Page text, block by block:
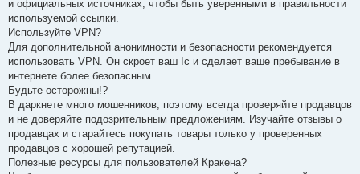
и официальных источниках, чтобы быть уверенными в правильности
используемой ссылки.
Используйте VPN?
Для дополнительной анонимности и безопасности рекомендуется
использовать VPN. Он скроет ваш Iс и сделает ваше пребывание в
интернете более безопасным.
Будьте осторожны!?
В даркнете много мошенников, поэтому всегда проверяйте продавцов
и не доверяйте подозрительным предложениям. Изучайте отзывы о
продавцах и старайтесь покупать товары только у проверенных
продавцов с хорошей репутацией.
Полезные ресурсы для пользователей Кракена?